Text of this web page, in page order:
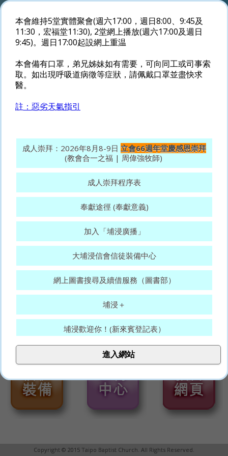
Copyright © 2015 Taipo Baptist Church. All Rights Reserved.
本會維持5堂實體聚會(週六17:00，週日8:00、9:45及
11:30，宏福堂11:30), 2堂網上播放(週六17:00及週日
9:45)。週日17:00起設網上重温
本會備有口罩，弟兄姊妹如有需要，可向同工或司事索
取。如出現呼吸道病徵等症狀，請佩戴口罩並盡快求
醫。
註：惡劣天氣指引
成人崇拜：2026年8月8-9日 立會66週年堂慶感恩崇拜
(教會合一之福 | 周偉強牧師)
成人崇拜程序表
奉獻途徑 (奉獻意義)
加入「埔浸廣播」
大埔浸信會信徒裝備中心
網上圖書搜尋及續借服務（圖書部）
埔浸＋
埔浸歡迎你！(新來賓登記表）
大埔浸信會代禱表
願賜平安的神，常和你們眾人同在。(羅15:33)
進入網站